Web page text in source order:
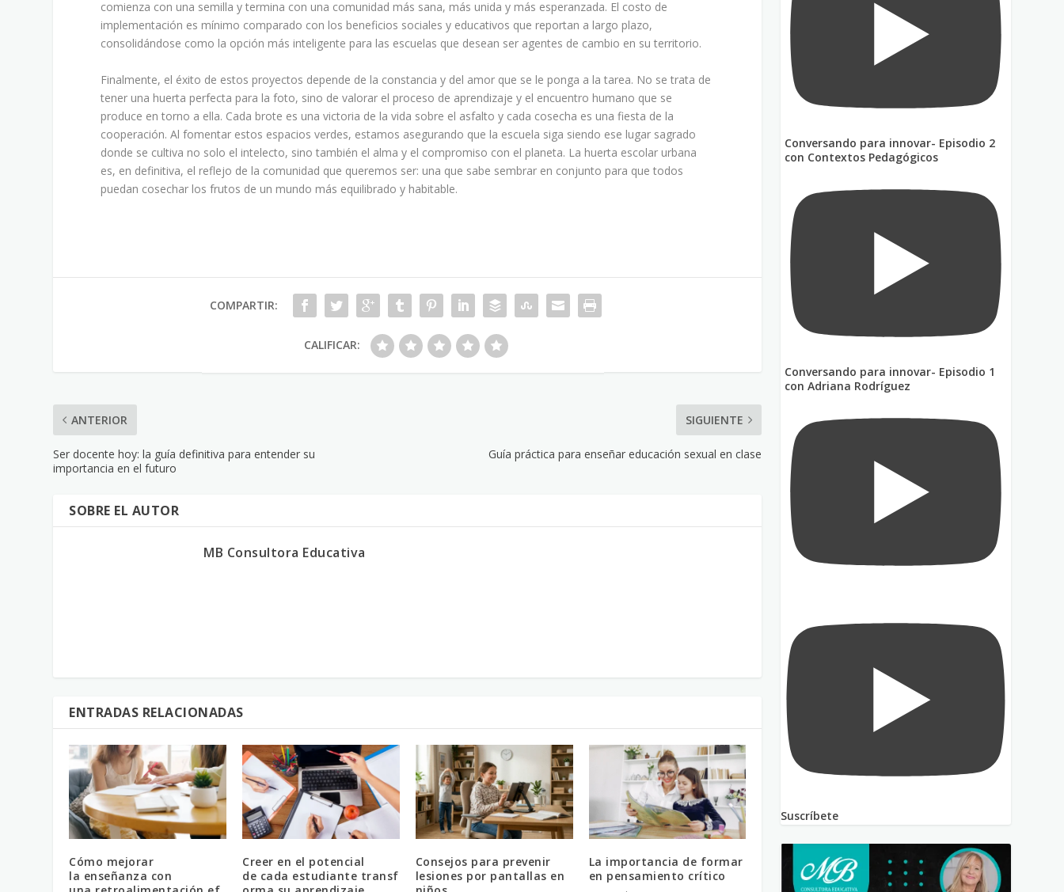
comienza con una semilla y termina con una comunidad más sana, más unida y más esperanzada. El costo de
implementación es mínimo comparado con los beneficios sociales y educativos que reportan a largo plazo,
consolidándose como la opción más inteligente para las escuelas que desean ser agentes de cambio en su territorio.
Finalmente, el éxito de estos proyectos depende de la constancia y del amor que se le ponga a la tarea. No se trata de
tener una huerta perfecta para la foto, sino de valorar el proceso de aprendizaje y el encuentro humano que se
produce en torno a ella. Cada brote es una victoria de la vida sobre el asfalto y cada cosecha es una fiesta de la
cooperación. Al fomentar estos espacios verdes, estamos asegurando que la escuela siga siendo ese lugar sagrado
donde se cultiva no solo el intelecto, sino también el alma y el compromiso con el planeta. La huerta escolar urbana
es, en definitiva, el reflejo de la comunidad que queremos ser: una que sabe sembrar en conjunto para que todos
puedan cosechar los frutos de un mundo más equilibrado y habitable.
COMPARTIR:
CALIFICAR:
ANTERIOR
Ser docente hoy: la guía definitiva para entender su
importancia en el futuro
SIGUIENTE
Guía práctica para enseñar educación sexual en clase
SOBRE EL AUTOR
MB Consultora Educativa
ENTRADAS RELACIONADAS
Cómo mejorar
la enseñanza con
Creer en el potencial
de cada estudiante transf
Consejos para prevenir
lesiones por pantallas en
La importancia de formar
en pensamiento crítico
Conversando para innovar- Episodio 2
con Contextos Pedagógicos
Conversando para innovar- Episodio 1
con Adriana Rodríguez
Suscríbete